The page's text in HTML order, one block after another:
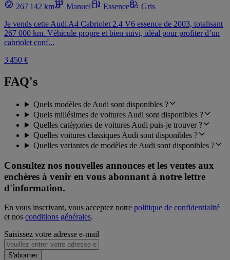
267 142 km
Manuel Essence
Gris
Je vends cette Audi A4 Cabriolet 2.4 V6 essence de 2003, totalisant
267 000 km. Véhicule propre et bien suivi, idéal pour profiter d’un
cabriolet conf...
3 450 €
FAQ's
Quels modèles de Audi sont disponibles ?
Quels millésimes de voitures Audi sont disponibles ?
Quelles catégories de voitures Audi puis-je trouver ?
Quelles voitures classiques Audi sont disponibles ?
Quelles variantes de modèles de Audi sont disponibles ?
Consultez nos nouvelles annonces et les ventes aux
enchères à venir en vous abonnant à notre lettre
d'information.
En vous inscrivant, vous acceptez notre politique de confidentialité
et nos conditions générales.
Saisissez votre adresse e-mail
S'abonner